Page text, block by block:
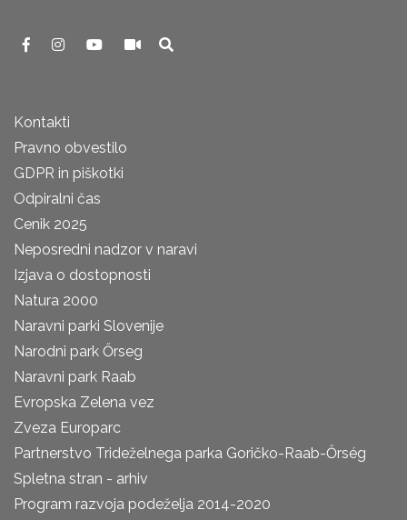
Kontakti
Pravno obvestilo
GDPR in piškotki
Odpiralni čas
Cenik 2025
Neposredni nadzor v naravi
Izjava o dostopnosti
Natura 2000
Naravni parki Slovenije
Narodni park Őrseg
Naravni park Raab
Evropska Zelena vez
Zveza Europarc
Partnerstvo Trideželnega parka Goričko-Raab-Őrség
Spletna stran - arhiv
Program razvoja podeželja 2014-2020